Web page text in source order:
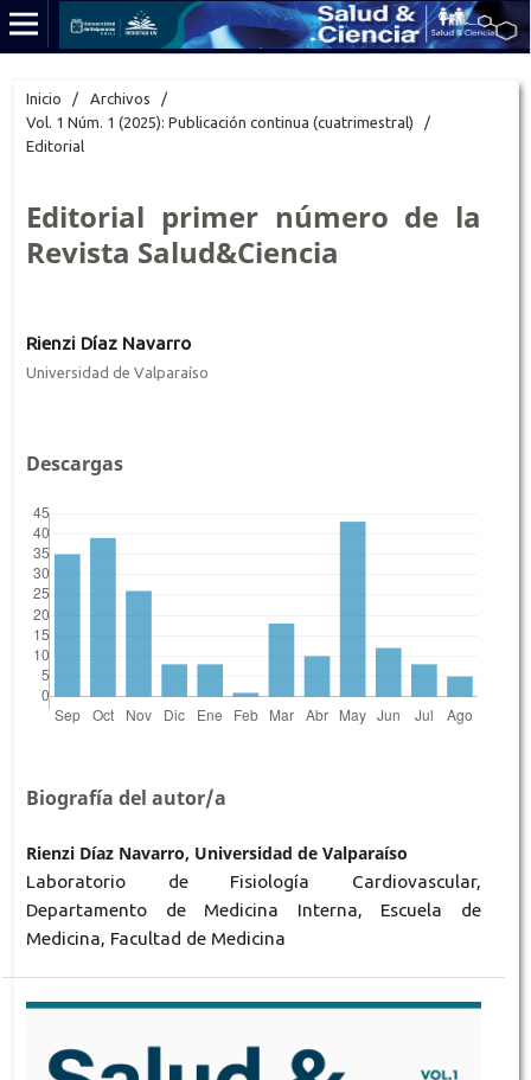
Inicio / Archivos
/
Vol. 1 Núm. 1 (2025): Publicación continua (cuatrimestral)
/
Editorial
Editorial primer número de la
Revista Salud&Ciencia
Rienzi Díaz Navarro
Universidad de Valparaíso
Descargas
Biografía del autor/a
Rienzi Díaz Navarro, Universidad de Valparaíso
Laboratorio de Fisiología Cardiovascular,
Departamento de Medicina Interna, Escuela de
Medicina, Facultad de Medicina